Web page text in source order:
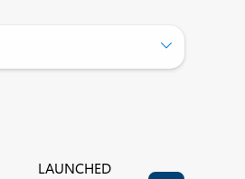
LAUNCHED